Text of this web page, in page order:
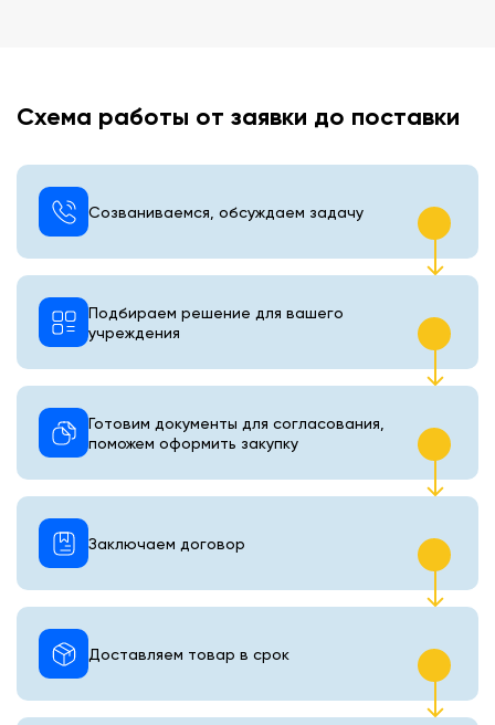
Схема работы от заявки до поставки
Созваниваемся, обсуждаем задачу
Подбираем решение для вашего
учреждения
Готовим документы для согласования,
поможем оформить закупку
Доставляем товар в срок
Заключаем договор